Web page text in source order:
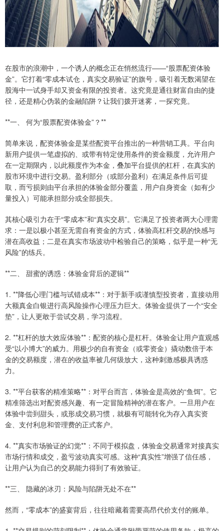
在股市的浪潮中，一个诱人的概念正在悄然流行——“股票配资体验
金”。它打着“零成本试仓，真实交易验证”的旗号，吸引着无数渴望在
股海中一试身手却又资金有限的投资者。这究竟是通往财富自由的捷
径，还是精心伪装的金融陷阱？让我们拨开迷雾，一探究竟。
**一、 何为“股票配资体验金”？**
简单来说，配资体验金是某些配资平台推出的一种营销工具。平台向
新用户提供一笔虚拟的、或带有特定使用条件的资金额度，允许用户
在一定期限内，以此额度作为本金，叠加平台提供的杠杆，在真实的
股市环境中进行交易。盈利部分（或部分盈利）在满足条件后可提
取，而亏损则由平台承担的体验金部分覆盖，用户自身资金（如有少
量投入）可能承担部分或全部损失。
其核心吸引力在于“零成本”和“真实交易”。它满足了投资者两大心理需
求：一是以极小甚至无需自有资金的方式，体验高杠杆交易的快感与
潜在高收益；二是在真实市场波动中检验自己的策略，似乎是一种“无
风险”的练兵。
**二、 甜蜜的诱惑：体验金背后的逻辑**
1. **降低心理门槛与试错成本**：对于新手或谨慎型投资者，直接动用
大额真金白银进行高风险操作心理压力巨大。体验金提供了一个“安全
垫”，让人更敢于尝试交易，学习流程。
2. **杠杆的放大效应体验**：配资的核心是杠杆。体验金让用户直观感
受“以小博大”的威力。用极少的自有资金（或零资金）撬动数倍于本
金的交易额度，潜在的收益率被几何级放大，这种刺激感极具诱惑
力。
3. **平台获客的精准策略**：对平台而言，体验金是高效的“鱼饵”。它
精准筛选出对配资感兴趣、有一定冒险精神的潜在客户。一旦用户在
体验中尝到甜头，或形成交易习惯，就极有可能转化为存入真实资
金、支付利息和管理费的正式客户。
4. **真实市场验证的幻觉**：不同于模拟盘，体验金交易通常对接真实
市场行情和成交，盈亏波动真实可感。这种“真实性”增强了信任感，
让用户认为自己的交易能力得到了有效验证。
**三、 隐藏的冰刃：风险与陷阱无处不在**
然而，“零成本”的盛宴背后，往往暗藏着需要高昂代价支付的账单。